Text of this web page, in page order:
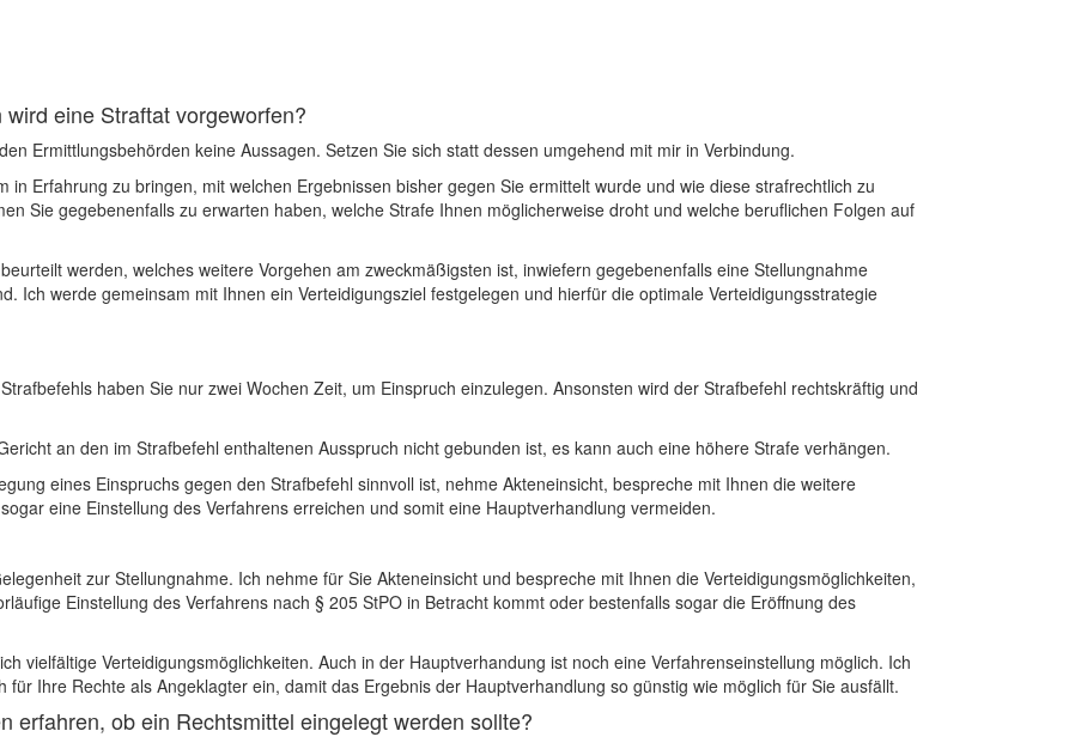
eine Straftat vorgeworfen?
Ermittlungsbehörden keine Aussagen. Setzen Sie sich statt dessen umgehend mit mir in Verbindung.
in Erfahrung zu bringen, mit welchen Ergebnissen bisher gegen Sie ermittelt wurde und wie diese strafrechtlich zu
Sie gegebenenfalls zu erwarten haben, welche Strafe Ihnen möglicherweise droht und welche beruflichen Folgen auf
werden, welches weitere Vorgehen am zweckmäßigsten ist, inwiefern gegebenenfalls eine Stellungnahme
Ich werde gemeinsam mit Ihnen ein Verteidigungsziel festgelegen und hierfür die optimale Verteidigungsstrategie
haben Sie nur zwei Wochen Zeit, um Einspruch einzulegen. Ansonsten wird der Strafbefehl rechtskräftig und
an den im Strafbefehl enthaltenen Ausspruch nicht gebunden ist, es kann auch eine höhere Strafe verhängen.
eines Einspruchs gegen den Strafbefehl sinnvoll ist, nehme Akteneinsicht, bespreche mit Ihnen die weitere
eine Einstellung des Verfahrens erreichen und somit eine Hauptverhandlung vermeiden.
zur Stellungnahme. Ich nehme für Sie Akteneinsicht und bespreche mit Ihnen die Verteidigungsmöglichkeiten,
Einstellung des Verfahrens nach § 205 StPO in Betracht kommt oder bestenfalls sogar die Eröffnung des
vielfältige Verteidigungsmöglichkeiten. Auch in der Hauptverhandung ist noch eine Verfahrenseinstellung möglich. Ich
Ihre Rechte als Angeklagter ein, damit das Ergebnis der Hauptverhandlung so günstig wie möglich für Sie ausfällt.
erfahren, ob ein Rechtsmittel eingelegt werden sollte?